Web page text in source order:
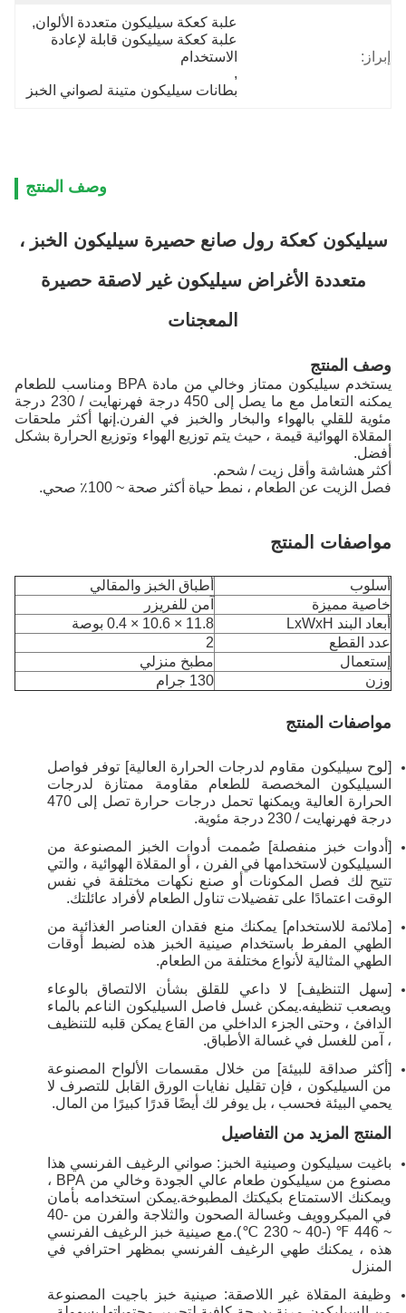
إبراز:
علبة كعكة سيليكون متعددة الألوان,
علبة كعكة سيليكون قابلة لإعادة
الاستخدام
,
بطانات سيليكون متينة لصواني الخبز
وصف المنتج
سيليكون كعكة رول صانع حصيرة سيليكون الخبز ،
متعددة الأغراض سيليكون غير لاصقة حصيرة
المعجنات
وصف المنتج
يستخدم سيليكون ممتاز وخالي من مادة BPA ومناسب للطعام
يمكنه التعامل مع ما يصل إلى 450 درجة فهرنهايت / 230 درجة
مئوية للقلي بالهواء والبخار والخبز في الفرن.إنها أكثر ملحقات
المقلاة الهوائية قيمة ، حيث يتم توزيع الهواء وتوزيع الحرارة بشكل
أفضل.
أكثر هشاشة وأقل زيت / شحم.
فصل الزيت عن الطعام ، نمط حياة أكثر صحة ~ 100٪ صحي.
مواصفات المنتج
أسلوب
أطباق الخبز والمقالي
خاصية مميزة
آمن للفريزر
أبعاد البند LxWxH
11.8 × 10.6 × 0.4 بوصة
عدد القطع
2
إستعمال
مطبخ منزلي
وزن
130 جرام
مواصفات المنتج
[لوح سيليكون مقاوم لدرجات الحرارة العالية] توفر فواصل
السيليكون المخصصة للطعام مقاومة ممتازة لدرجات
الحرارة العالية ويمكنها تحمل درجات حرارة تصل إلى 470
درجة فهرنهايت / 230 درجة مئوية.
[أدوات خبز منفصلة] صُممت أدوات الخبز المصنوعة من
السيليكون لاستخدامها في الفرن ، أو المقلاة الهوائية ، والتي
تتيح لك فصل المكونات أو صنع نكهات مختلفة في نفس
الوقت اعتمادًا على تفضيلات تناول الطعام لأفراد عائلتك.
[ملائمة للاستخدام] يمكنك منع فقدان العناصر الغذائية من
الطهي المفرط باستخدام صينية الخبز هذه لضبط أوقات
الطهي المثالية لأنواع مختلفة من الطعام.
[سهل التنظيف] لا داعي للقلق بشأن الالتصاق بالوعاء
ويصعب تنظيفه.يمكن غسل فاصل السيليكون الناعم بالماء
الدافئ ، وحتى الجزء الداخلي من القاع يمكن قلبه للتنظيف
، آمن للغسل في غسالة الأطباق.
[أكثر صداقة للبيئة] من خلال مقسمات الألواح المصنوعة
من السيليكون ، فإن تقليل نفايات الورق القابل للتصرف لا
يحمي البيئة فحسب ، بل يوفر لك أيضًا قدرًا كبيرًا من المال.
المنتج المزيد من التفاصيل
باغيت سيليكون وصينية الخبز: صواني الرغيف الفرنسي هذا
مصنوع من سيليكون طعام عالي الجودة وخالي من BPA ،
ويمكنك الاستمتاع بكيكتك المطبوخة.يمكن استخدامه بأمان
في الميكروويف وغسالة الصحون والثلاجة والفرن من -40
~ 446 ℉ (-40 ~ 230 ℃).مع صينية خبز الرغيف الفرنسي
هذه ، يمكنك طهي الرغيف الفرنسي بمظهر احترافي في
المنزل
وظيفة المقلاة غير اللاصقة: صينية خبز باجيت المصنوعة